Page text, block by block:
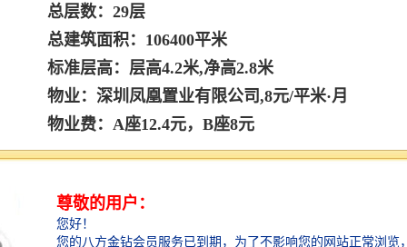
总层数：29层
总建筑面积：106400平米
标准层高：层高4.2米,净高2.8米
物业：深圳凤凰置业有限公司,8元/平米·月
物业费：A座12.4元，B座8元
车位：地上150个,地下500个
空调：集中式中央空调、分体空调
空调费：计流量